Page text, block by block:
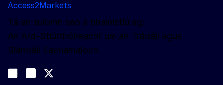
Access2Markets
Tá an suíomh seo á bhainistiú ag:
An Ard-Stiúrthóireacht um an Trádáil agus
Slándáil Eacnamaíoch
Join us on LinkedIn
Trade-Off podcast